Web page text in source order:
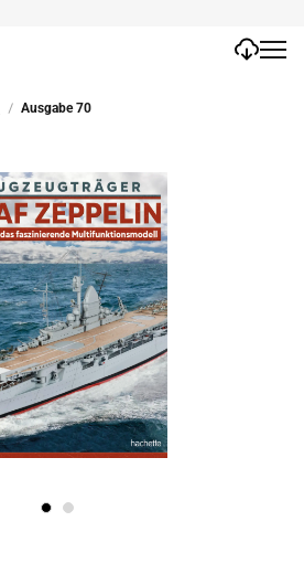
Ausgabe 70